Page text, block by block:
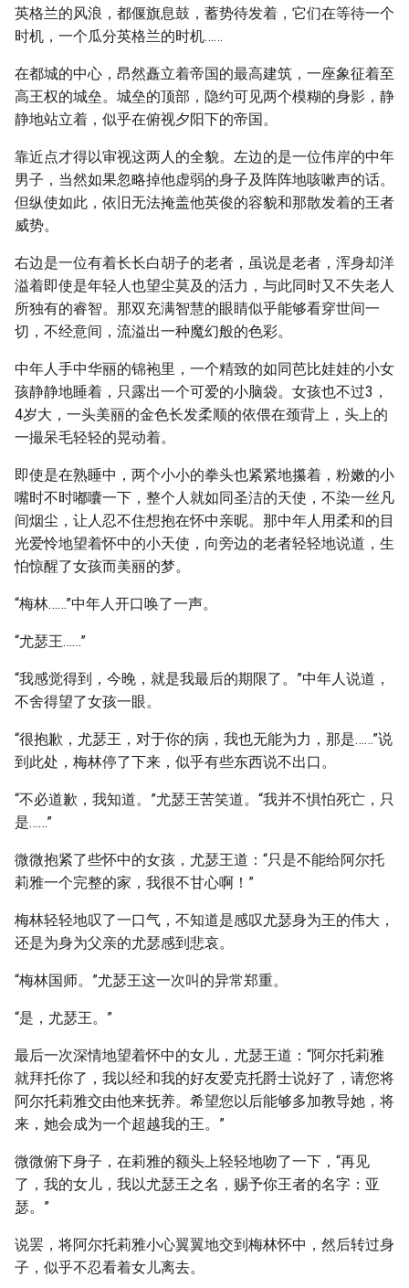
英格兰的风浪，都偃旗息鼓，蓄势待发着，它们在等待一个
时机，一个瓜分英格兰的时机……
在都城的中心，昂然矗立着帝国的最高建筑，一座象征着至
高王权的城垒。城垒的顶部，隐约可见两个模糊的身影，静
静地站立着，似乎在俯视夕阳下的帝国。
靠近点才得以审视这两人的全貌。左边的是一位伟岸的中年
男子，当然如果忽略掉他虚弱的身子及阵阵地咳嗽声的话。
但纵使如此，依旧无法掩盖他英俊的容貌和那散发着的王者
威势。
右边是一位有着长长白胡子的老者，虽说是老者，浑身却洋
溢着即使是年轻人也望尘莫及的活力，与此同时又不失老人
所独有的睿智。那双充满智慧的眼睛似乎能够看穿世间一
切，不经意间，流溢出一种魔幻般的色彩。
中年人手中华丽的锦袍里，一个精致的如同芭比娃娃的小女
孩静静地睡着，只露出一个可爱的小脑袋。女孩也不过3，
4岁大，一头美丽的金色长发柔顺的依偎在颈背上，头上的
一撮呆毛轻轻的晃动着。
即使是在熟睡中，两个小小的拳头也紧紧地攥着，粉嫩的小
嘴时不时嘟囔一下，整个人就如同圣洁的天使，不染一丝凡
间烟尘，让人忍不住想抱在怀中亲昵。那中年人用柔和的目
光爱怜地望着怀中的小天使，向旁边的老者轻轻地说道，生
怕惊醒了女孩而美丽的梦。
“梅林……”中年人开口唤了一声。
“尤瑟王……”
“我感觉得到，今晚，就是我最后的期限了。”中年人说道，
不舍得望了女孩一眼。
“很抱歉，尤瑟王，对于你的病，我也无能为力，那是……”说
到此处，梅林停了下来，似乎有些东西说不出口。
“不必道歉，我知道。”尤瑟王苦笑道。“我并不惧怕死亡，只
是……”
微微抱紧了些怀中的女孩，尤瑟王道：“只是不能给阿尔托
莉雅一个完整的家，我很不甘心啊！”
梅林轻轻地叹了一口气，不知道是感叹尤瑟身为王的伟大，
还是为身为父亲的尤瑟感到悲哀。
“梅林国师。”尤瑟王这一次叫的异常郑重。
“是，尤瑟王。”
最后一次深情地望着怀中的女儿，尤瑟王道：“阿尔托莉雅
就拜托你了，我以经和我的好友爱克托爵士说好了，请您将
阿尔托莉雅交由他来抚养。希望您以后能够多加教导她，将
来，她会成为一个超越我的王。”
微微俯下身子，在莉雅的额头上轻轻地吻了一下，“再见
了，我的女儿，我以尤瑟王之名，赐予你王者的名字：亚
瑟。”
说罢，将阿尔托莉雅小心翼翼地交到梅林怀中，然后转过身
子，似乎不忍看着女儿离去。